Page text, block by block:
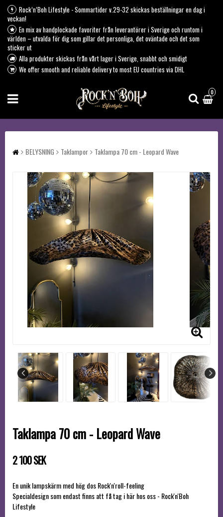
Rock’n’Boh Lifestyle - Sommartider v.29-32 skickas beställningar en dag i
veckan!
En mix av handplockade favoriter från leverantörer i Sverige och runtom i
världen – utvalda för dig som gillar det personliga, det oväntade och det som
sticker ut
Alla produkter skickas från vårt lager i Sverige, snabbt och smidigt
We offer smooth and reliable delivery to most EU countries via DHL
0
BELYSNING Taklampor Taklampa 70 cm - Leopard Wave
Taklampa 70 cm - Leopard Wave
2 100 SEK
En unik lampskärm med hög dos Rock'n'roll-feeling
Specialdesign som endast finns att få tag i här hos oss - Rock'n'Boh
Lifestyle